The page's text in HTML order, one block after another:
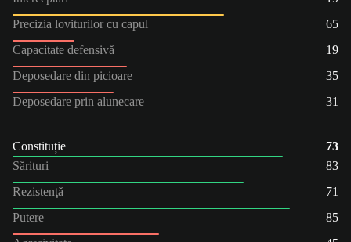
Precizia loviturilor cu capul
65
Capacitate defensivă
19
Deposedare din picioare
35
Deposedare prin alunecare
31
Constituție
73
Sărituri
83
Rezistenţă
71
Putere
85